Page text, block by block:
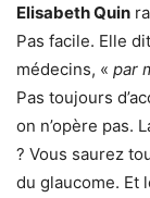
Elisabeth Quin
Pas facile. Elle
médecins, « par
Pas toujours
on n’opère pas.
? Vous saurez
du glaucome. Et